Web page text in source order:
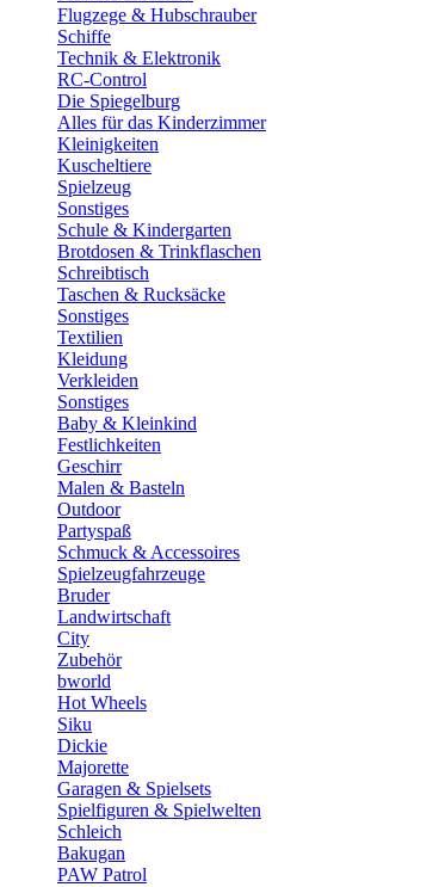
Flugzege & Hubschrauber
Schiffe
Technik & Elektronik
RC-Control
Die Spiegelburg
Alles für das Kinderzimmer
Kleinigkeiten
Kuscheltiere
Spielzeug
Sonstiges
Schule & Kindergarten
Brotdosen & Trinkflaschen
Schreibtisch
Taschen & Rucksäcke
Sonstiges
Textilien
Kleidung
Verkleiden
Sonstiges
Baby & Kleinkind
Festlichkeiten
Geschirr
Malen & Basteln
Outdoor
Partyspaß
Schmuck & Accessoires
Spielzeugfahrzeuge
Bruder
Landwirtschaft
City
Zubehör
bworld
Hot Wheels
Siku
Dickie
Majorette
Garagen & Spielsets
Spielfiguren & Spielwelten
Schleich
Bakugan
PAW Patrol